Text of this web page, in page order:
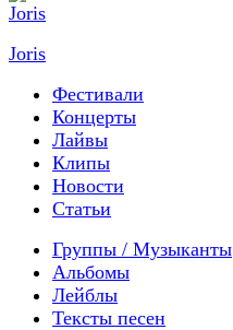
Joris
Фестивали
Концерты
Лайвы
Клипы
Новости
Статьи
Группы / Музыканты
Альбомы
Лейблы
Тексты песен